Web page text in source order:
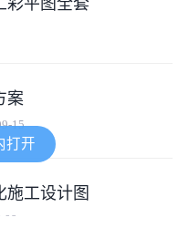
案
15
施工设计图
09
打开